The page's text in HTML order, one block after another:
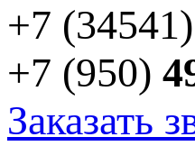
+7 (34541)
+7 (950)
Заказать